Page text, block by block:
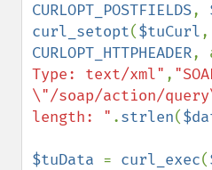
CURLOPT_POSTFIELDS,
curl_setopt($tuCurl
CURLOPT_HTTPHEADER,
Type: text/xml" ,
\"/soap/action/
length: " .strlen(
$tuData = curl_exec(